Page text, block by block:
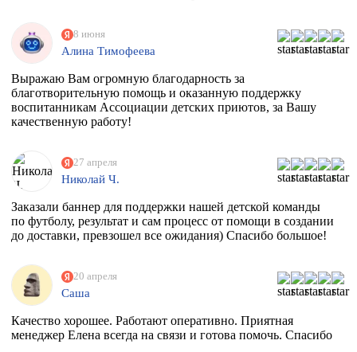
8 июня
Алина Тимофеева
Выражаю Вам огромную благодарность за
благотворительную помощь и оказанную поддержку
воспитанникам Ассоциации детских приютов, за Вашу
качественную работу!
27 апреля
Николай Ч.
Заказали баннер для поддержки нашей детской команды
по футболу, результат и сам процесс от помощи в создании
до доставки, превзошел все ожидания) Спасибо большое!
20 апреля
Саша
Качество хорошее. Работают оперативно. Приятная
менеджер Елена всегда на связи и готова помочь. Спасибо